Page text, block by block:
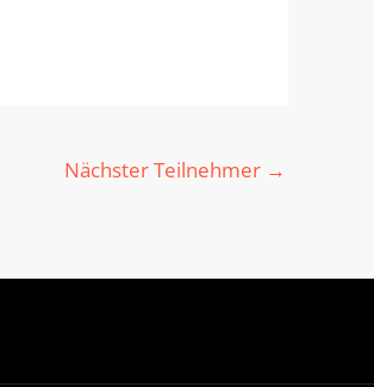
Nächster Teilnehmer →